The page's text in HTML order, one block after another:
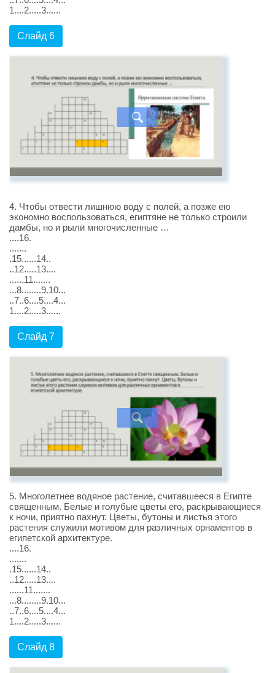
1....2.....3......
Слайд 6
4. Чтобы отвести лишнюю воду с полей, а позже ею
экономно воспользоваться, египтяне не только строили
дамбы, но и рыли многочисленные …
....16.
.......
.15......14..
..12.....13....
......11.......
...8........9.10...
..7..6....5....4...
1....2.....3......
Слайд 7
5. Многолетнее водяное растение, считавшееся в Египте
священным. Белые и голубые цветы его, раскрывающиеся
к ночи, приятно пахнут. Цветы, бутоны и листья этого
растения служили мотивом для различных орнаментов в
египетской архитектуре.
....16.
.......
.15......14..
..12.....13....
......11.......
...8........9.10...
..7..6....5....4...
1....2.....3......
Слайд 8